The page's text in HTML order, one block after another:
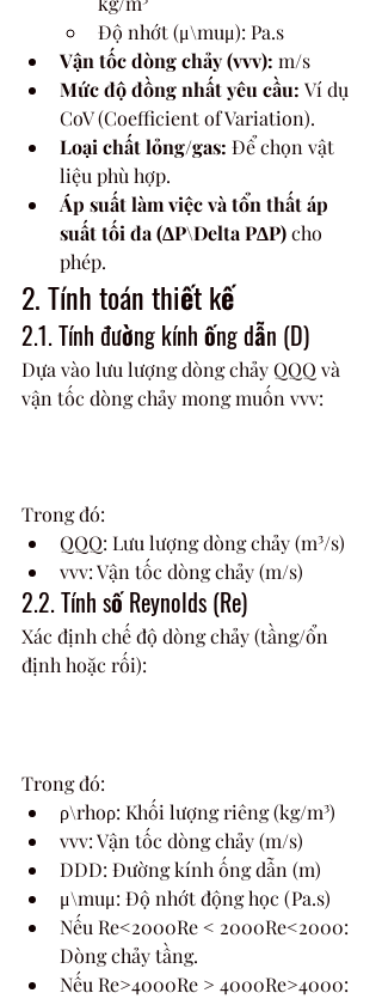
Độ nhớt (μ\muμ): Pa.s
Vận tốc dòng chảy (vvv): m/s
Mức độ đồng nhất yêu cầu: Ví dụ
CoV (Coefficient of Variation).
Loại chất lỏng/gas: Để chọn vật
liệu phù hợp.
Áp suất làm việc và tổn thất áp
suất tối đa (ΔP\Delta PΔP) cho
phép.
2. Tính toán thiết kế
2.1. Tính đường kính ống dẫn (D)
Dựa vào lưu lượng dòng chảy QQQ và
vận tốc dòng chảy mong muốn vvv:
Trong đó:
QQQ: Lưu lượng dòng chảy (m³/s)
vvv: Vận tốc dòng chảy (m/s)
2.2. Tính số Reynolds (Re)
Xác định chế độ dòng chảy (tầng/ổn
định hoặc rối):
Trong đó:
ρ\rhoρ: Khối lượng riêng (kg/m³)
vvv: Vận tốc dòng chảy (m/s)
DDD: Đường kính ống dẫn (m)
μ\muμ: Độ nhớt động học (Pa.s)
Nếu Re<2000Re < 2000Re<2000:
Dòng chảy tầng.
Nếu Re>4000Re > 4000Re>4000: